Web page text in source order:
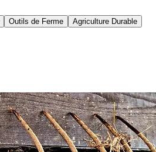
Outils de Ferme
Agriculture Durable